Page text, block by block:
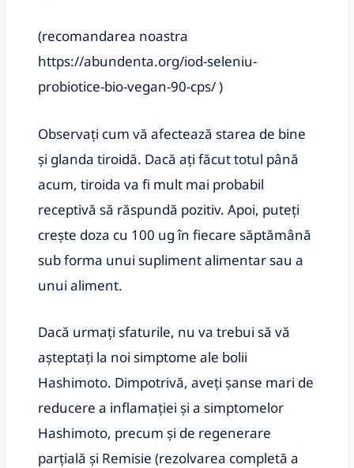
(recomandarea noastra
https://abundenta.org/iod-seleniu-
probiotice-bio-vegan-90-cps/ )
Observați cum vă afectează starea de bine
și glanda tiroidă. Dacă ați făcut totul până
acum, tiroida va fi mult mai probabil
receptivă să răspundă pozitiv. Apoi, puteți
crește doza cu 100 ug în fiecare săptămână
sub forma unui supliment alimentar sau a
unui aliment.
Dacă urmați sfaturile, nu va trebui să vă
așteptați la noi simptome ale bolii
Hashimoto. Dimpotrivă, aveți șanse mari de
reducere a inflamației și a simptomelor
Hashimoto, precum și de regenerare
parțială și Remisie (rezolvarea completă a